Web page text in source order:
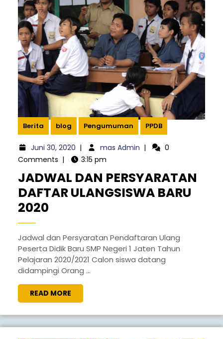
Berita blog Pengumuman PPDB
Juni 30, 2020 | mas Admin |
0
Comments | 3:15 pm
JADWAL DAN PERSYARATAN
DAFTAR ULANGSISWA BARU
2020
Jadwal dan Persyaratan Pendaftaran Ulang
Peserta Didik Baru SMP Negeri 1 Jaten Tahun
Pelajaran 2020/2021 Calon siswa datang
didampingi Orang ...
READ MORE